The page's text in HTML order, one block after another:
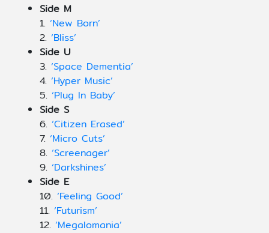
Side M
1. ‘New Born’
2. ‘Bliss’
Side U
3. ‘Space Dementia’
4. ‘Hyper Music’
5. ‘Plug In Baby’
Side S
6. ‘Citizen Erased’
7. ‘Micro Cuts’
8. ‘Screenager’
9. ‘Darkshines’
Side E
10. ‘Feeling Good’
11. ‘Futurism’
12. ‘Megalomania’